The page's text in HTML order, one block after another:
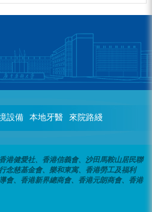
設備 本地牙醫 來院路綫
港健愛社、香港信義會、沙田馬鞍山居民聯
念慈基金會、樂和東寓、香港勞工及福利
會、香港新界總商會、香港元朗商會、香港